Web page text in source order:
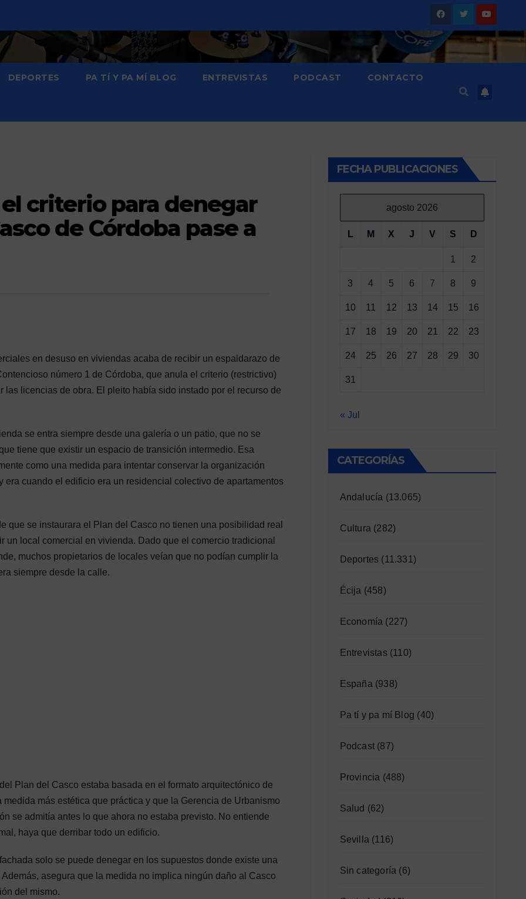
DEPORTES PA TÍ Y PA MÍ BLOG ENTREVISTAS PODCAST CONTACTO
criterio para denegar
de Córdoba pase a
en desuso en viviendas acaba de recibir un espaldarazo de
número 1 de Córdoba, que anula el criterio (restrictivo)
licencias de obra. El pleito había sido instado por el recurso de
se entra siempre desde una galería o un patio, que no se
tiene que existir un espacio de transición intermedio. Esa
como una medida para intentar conservar la organización
cuando el edificio era un residencial colectivo de apartamentos
que se instaurara el Plan del Casco no tienen una posibilidad real
un local comercial en vivienda. Dado que el comercio tradicional
muchos propietarios de locales veían que no podían cumplir la
siempre desde la calle.
Plan del Casco estaba basada en el formato arquitectónico de
más estética que práctica y que la Gerencia de Urbanismo
se admitía antes lo que ahora no estaba previsto. No entiende
haya que derribar todo un edificio.
solo se puede denegar en los supuestos donde existe una
asegura que la medida no implica ningún daño al Casco
del mismo.
FECHA PUBLICACIONES
agosto 2026
L M X J V S D
1 2
3 4 5 6 7 8 9
10 11 12 13 14 15 16
17 18 19 20 21 22 23
24 25 26 27 28 29 30
31
« Jul
CATEGORÍAS
Andalucía (13.065)
Cultura (282)
Deportes (11.331)
Écija (458)
Economía (227)
Entrevistas(110)
España (938)
Pa tí y pa mí Blog (40)
Podcast(87)
Provincia (488)
Salud (62)
Sevilla (116)
Sin categoría (6)